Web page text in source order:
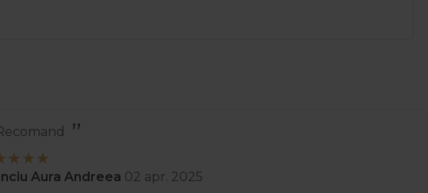
Aura Andreea 02 apr. 2025